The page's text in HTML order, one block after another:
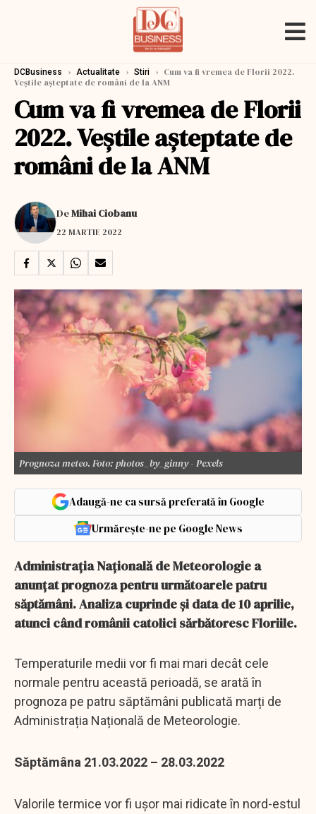
DCBusiness › Actualitate › Stiri › Cum va fi vremea de Florii 2022.
Veştile aşteptate de români de la ANM
Cum va fi vremea de Florii
2022. Veştile aşteptate de
români de la ANM
DeMihai Ciobanu
22 MARTIE 2022
Prognoza meteo. Foto: photos_by_ginny - Pexels
Adaugă-ne ca sursă preferată în Google
Urmărește-ne pe Google News
Administraţia Naţională de Meteorologie a
anunţat prognoza pentru următoarele patru
săptămâni. Analiza cuprinde şi data de 10 aprilie,
atunci când românii catolici sărbătoresc Floriile.
Temperaturile medii vor fi mai mari decât cele
normale pentru această perioadă, se arată în
prognoza pe patru săptămâni publicată marți de
Administrația Națională de Meteorologie.
Săptămâna 21.03.2022 – 28.03.2022
Valorile termice vor fi ușor mai ridicate în nord-estul